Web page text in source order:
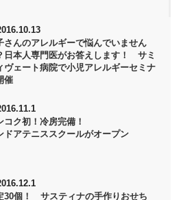
さんのアレルギーで悩んでいません
日本人専門医がお答えします！ サミ
ヴェート病院で小児アレルギーセミナ
催
コク初！冷房完備！
ドアテニススクールがオープン
30個！ サスティナの手作りおせち